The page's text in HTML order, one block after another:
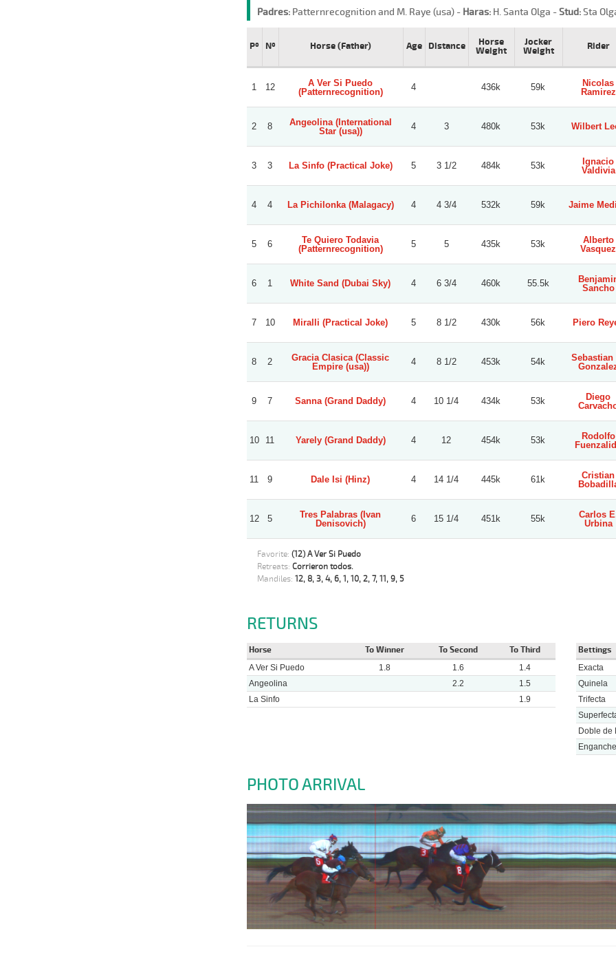
Padres:Patternrecognition and M. Raye (usa) - Haras:H. Santa Olga -Stud:Sta
Pº Nº Horse (Father) Age Distance
Horse
Weight
Jocker
Weight
Rider
1 12
A Ver Si Puedo
(Patternrecognition)
4 436k 59k
Nicolas
Ramirez
2 8
Angeolina (International
Star (usa))
4 3 480k 53k Wilbert
3 3 La Sinfo (Practical Joke) 5 3 1/2 484k 53k
Ignacio
Valdivia
4 4 La Pichilonka (Malagacy) 4 4 3/4 532k 59k Jaime
5 6
Te Quiero Todavia
(Patternrecognition)
5 5 435k 53k
Alberto
Vasquez
6 1 White Sand (Dubai Sky) 4 6 3/4 460k 55.5k
Sancho
7 10 Miralli (Practical Joke) 5 8 1/2 430k 56k Piero
8 2
Gracia Clasica (Classic
Empire (usa))
4 8 1/2 453k 54k
Sebastian
9 7 Sanna (Grand Daddy) 4 10 1/4 434k 53k
Diego
10 11 Yarely (Grand Daddy) 4 12 454k 53k
Rodolfo
11 9 Dale Isi (Hinz) 4 14 1/4 445k 61k
Cristian
12 5
Tres Palabras (Ivan
Denisovich)
6 15 1/4 451k 55k
Carlos
Urbina
Favorite: (12) A Ver Si Puedo
Retreats: Corrieron todos.
Mandiles: 12, 8, 3, 4, 6, 1, 10, 2, 7, 11, 9, 5
RETURNS
Horse To Winner To Second To Third
A Ver Si Puedo 1.8 1.6
1.4
Angeolina
2.2
1.5
La Sinfo
1.9
Bettings
Exacta
Quinela
Trifecta
Doble de
Enganche
PHOTO ARRIVAL